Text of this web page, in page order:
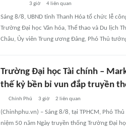
3 giờ 4 liên quan
Sáng 8/8, UBND tỉnh Thanh Hóa tổ chức lễ
Trường Đại học Văn hóa, Thể thao và Du lịch
Châu, Ủy viên Trung ương Đảng, Phó Thủ
Trường Đại học Tài chính –
thế kỷ bền bỉ vun đắp truyền
Chính Phủ 3 giờ 2 liên quan
(Chinhphu.vn) – Sáng 8/8, tại TPHCM, Phó
niệm 50 năm Ngày truyền thống Trường Đại